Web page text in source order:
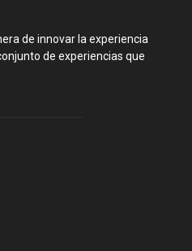
de innovar la experiencia
de experiencias que